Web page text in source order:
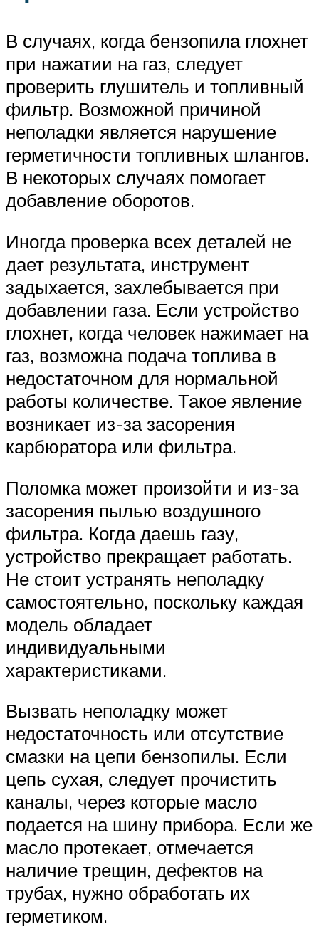
В случаях, когда бензопила глохнет
при нажатии на газ, следует
проверить глушитель и топливный
фильтр. Возможной причиной
неполадки является нарушение
герметичности топливных шлангов.
В некоторых случаях помогает
добавление оборотов.
Иногда проверка всех деталей не
дает результата, инструмент
задыхается, захлебывается при
добавлении газа. Если устройство
глохнет, когда человек нажимает на
газ, возможна подача топлива в
недостаточном для нормальной
работы количестве. Такое явление
возникает из-за засорения
карбюратора или фильтра.
Поломка может произойти и из-за
засорения пылью воздушного
фильтра. Когда даешь газу,
устройство прекращает работать.
Не стоит устранять неполадку
самостоятельно, поскольку каждая
модель обладает
индивидуальными
характеристиками.
Вызвать неполадку может
недостаточность или отсутствие
смазки на цепи бензопилы. Если
цепь сухая, следует прочистить
каналы, через которые масло
подается на шину прибора. Если же
масло протекает, отмечается
наличие трещин, дефектов на
трубах, нужно обработать их
герметиком.